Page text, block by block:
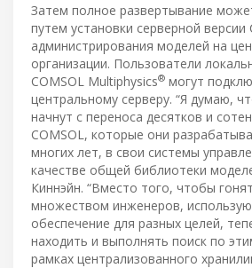
Затем полное развертывание
путем установки серверной
администрирования моделей на
организации. Пользователи
COMSOL Multiphysics® могут
центральному серверу. “Я думаю,
начнут с переноса десятков и
COMSOL, которые они
многих лет, в свои системы
качестве общей библиотеки
Киннэйн. “Вместо того, чтобы
множеством инженеров,
обеспечение для разных целей,
находить и выполнять поиск по
рамках централизованного